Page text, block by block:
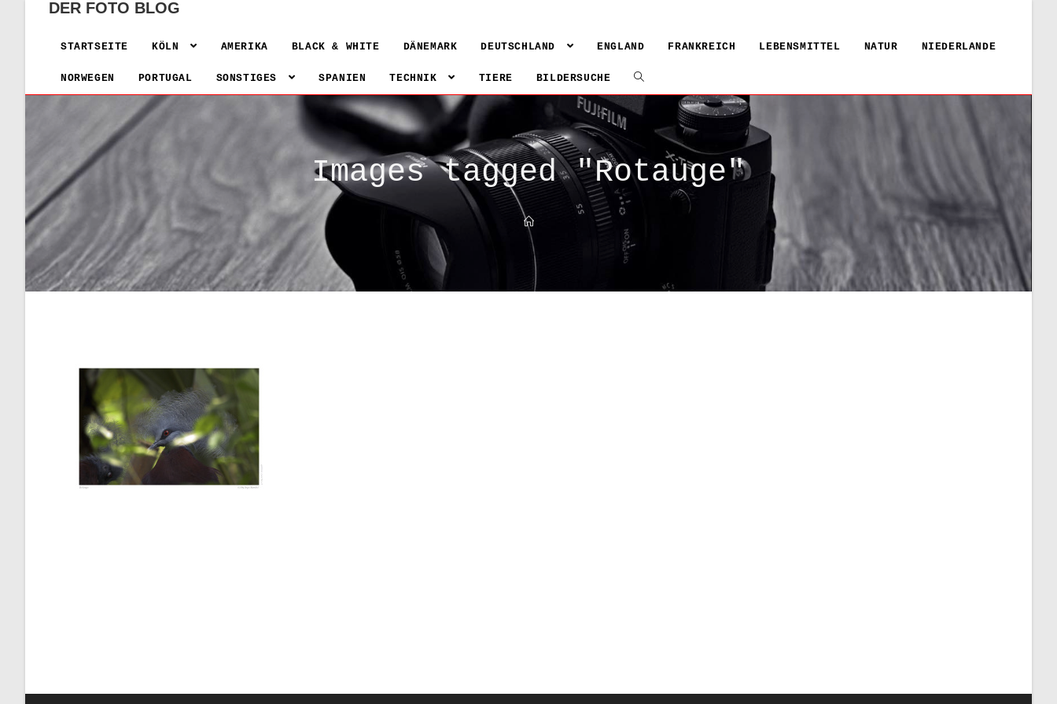
DER FOTO BLOG
STARTSEITE KÖLN AMERIKA BLACK & WHITE DÄNEMARK DEUTSCHLAND ENGLAND FRANKREICH LEBENSMITTEL NATUR NIEDERLANDE
NORWEGEN PORTUGAL SONSTIGES SPANIEN TECHNIK TIERE BILDERSUCHE
Images tagged "Rotauge"